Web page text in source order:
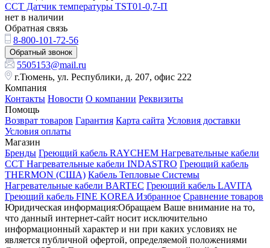
ССТ Датчик температуры TST01-0,7-П
нет в наличии
Обратная связь
8-800-101-72-56
Обратный звонок
5505153@mail.ru
г.Тюмень, ул. Республики, д. 207, офис 222
Компания
Контакты Новости О компании Реквизиты
Помощь
Возврат товаров Гарантия Карта сайта Условия доставки
Условия оплаты
Магазин
Бренды Греющий кабель RAYCHEM Нагревательные кабели
ССТ Нагревательные кабели INDASTRO Греющий кабель
THERMON (США) Кабель Тепловые Системы
Нагревательные кабели BARTEC Греющий кабель LAVITA
Греющий кабель FINE KOREA Избранное Сравнение товаров
Юридическая информация:Обращаем Ваше внимание на то,
что данный интернет-сайт носит исключительно
информационный характер и ни при каких условиях не
является публичной офертой, определяемой положениями